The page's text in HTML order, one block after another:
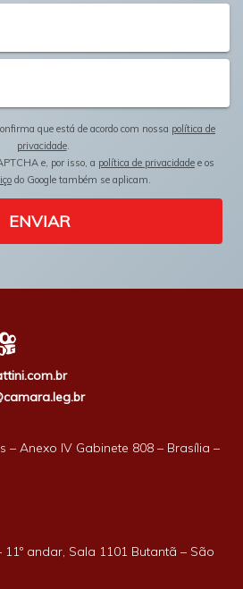
que está de acordo com nossa política de
privacidade.
e, por isso, a política de privacidade e os
do Google também se aplicam.
ENVIAR
Anexo IV Gabinete 808 – Brasília –
11º andar, Sala 1101 Butantã – São